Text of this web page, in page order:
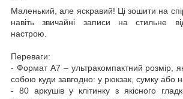
Маленький, але яскравий! Ці зошити на
навіть звичайні записи на стильне
настрою.
Переваги:
- Формат А7 – ультракомпактний розмір,
собою куди завгодно: у рюкзак, сумку або
- 80 аркушів у клітинку з якісного